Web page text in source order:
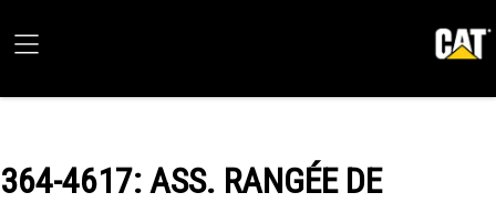
364-4617: ASS. RANGÉE DE